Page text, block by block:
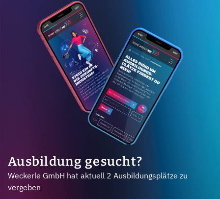
Ausbildung gesucht?
Weckerle GmbH hat aktuell 2 Ausbildungsplätze zu
vergeben